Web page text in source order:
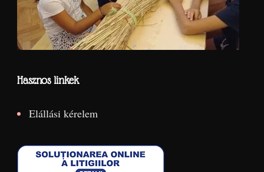
Hasznos linkek
Elállási kérelem